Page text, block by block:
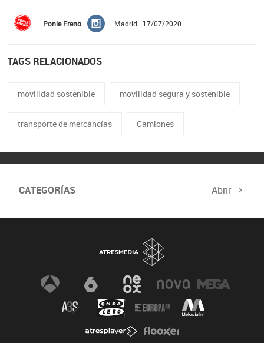
Ponle Freno Madrid | 17/07/2020
TAGS RELACIONADOS
movilidad sostenible movilidad segura y sostenible
transporte de mercancías Camiones
CATEGORÍAS Abrir